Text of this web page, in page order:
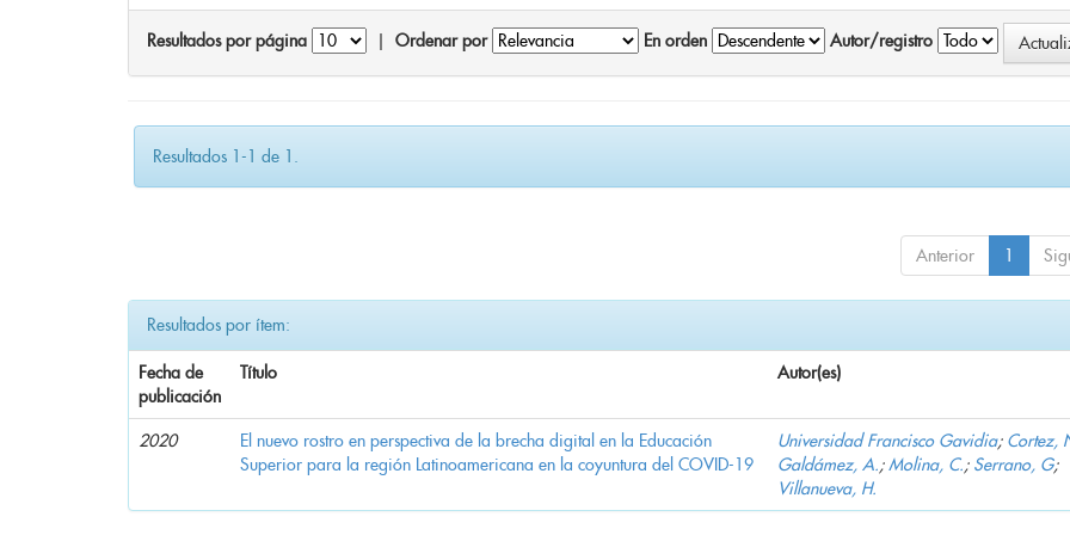
Resultados por página Ordenar por En orden Autor/registro
Resultados 1-1 de 1.
Anterior 1
Resultados por ítem:
Fecha de
publicación
Título Autor(es)
2020
El nuevo rostro en perspectiva de la brecha digital en la Educación
Superior para la región Latinoamericana en la coyuntura del COVID-19
Universidad Francisco Gavidia; Cortez,
Galdámez, A.;Molina, C.; Serrano, G;
Villanueva, H.